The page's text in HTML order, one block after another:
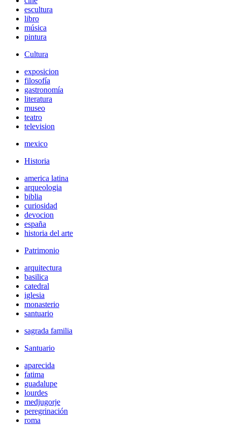
escultura
libro
música
pintura
Cultura
exposicion
filosofía
gastronomía
literatura
museo
teatro
television
mexico
Historia
america latina
arqueologia
biblia
curiosidad
devocion
españa
historia del arte
Patrimonio
arquitectura
basilica
catedral
iglesia
monasterio
santuario
sagrada familia
Santuario
aparecida
fatima
guadalupe
lourdes
medjugorje
peregrinación
roma